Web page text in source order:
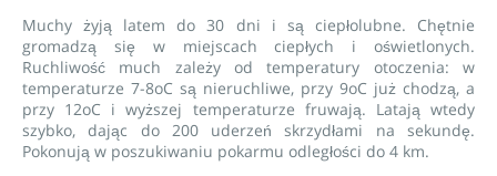
Muchy żyją latem do 30 dni i są ciepłolubne. Chętnie
gromadzą się w miejscach ciepłych i oświetlonych.
Ruchliwość much zależy od temperatury otoczenia: w
temperaturze 7-8oC są nieruchliwe, przy 9oC już chodzą, a
przy 12oC i wyższej temperaturze fruwają. Latają wtedy
szybko, dając do 200 uderzeń skrzydłami na sekundę.
Pokonują w poszukiwaniu pokarmu odległości do 4 km.